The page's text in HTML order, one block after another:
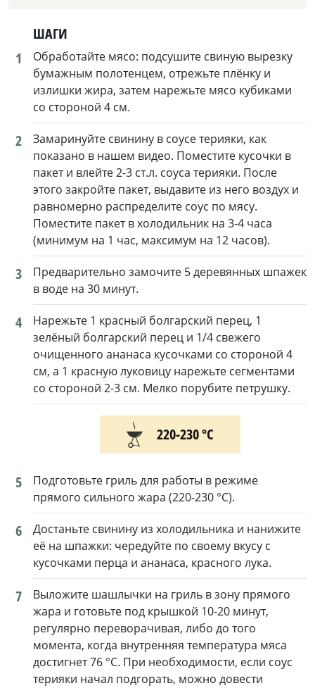
ШАГИ
1
Обработайте мясо: подсушите свиную вырезку
бумажным полотенцем, отрежьте плёнку и
излишки жира, затем нарежьте мясо кубиками
со стороной 4 см.
2
Замаринуйте свинину в соусе терияки, как
показано в нашем видео. Поместите кусочки в
пакет и влейте 2-3 ст.л. соуса терияки. После
этого закройте пакет, выдавите из него воздух и
равномерно распределите соус по мясу.
Поместите пакет в холодильник на 3-4 часа
(минимум на 1 час, максимум на 12 часов).
3
Предварительно замочите 5 деревянных шпажек
в воде на 30 минут.
4
Нарежьте 1 красный болгарский перец, 1
зелёный болгарский перец и 1/4 свежего
очищенного ананаса кусочками со стороной 4
см, а 1 красную луковицу нарежьте сегментами
со стороной 2-3 см. Мелко порубите петрушку.
220-230 °С
5
Подготовьте гриль для работы в режиме
прямого сильного жара (220-230 °C).
6
Достаньте свинину из холодильника и нанижите
её на шпажки: чередуйте по своему вкусу с
кусочками перца и ананаса, красного лука.
7
Выложите шашлычки на гриль в зону прямого
жара и готовьте под крышкой 10-20 минут,
регулярно переворачивая, либо до того
момента, когда внутренняя температура мяса
достигнет 76 °C. При необходимости, если соус
терияки начал подгорать, можно довести